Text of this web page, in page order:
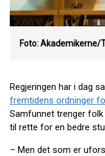
Foto: Akademikerne/
Regjeringen har i dag
fremtidens ordninger
Samfunnet trenger folk
til rette for en bedre
– Men det som er